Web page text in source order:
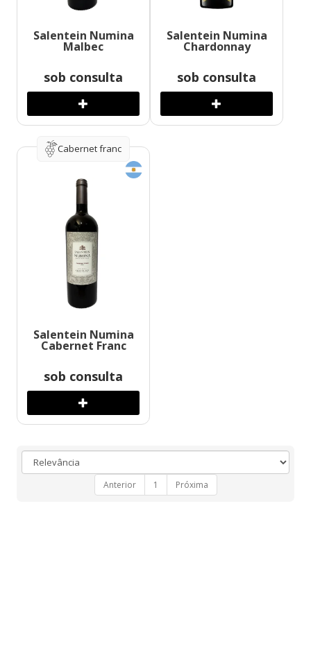
Salentein Numina
Malbec
sob consulta
Salentein Numina
Chardonnay
sob consulta
Cabernet franc
Salentein Numina
Cabernet Franc
sob consulta
Anterior 1 Próxima